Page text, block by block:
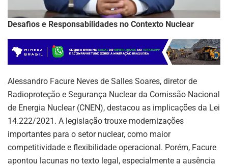
Desafios e Responsabilidades no Contexto Nuclear
Alessandro Facure Neves de Salles Soares, diretor de
Radioproteção e Segurança Nuclear da Comissão Nacional
de Energia Nuclear (CNEN), destacou as implicações da Lei
14.222/2021. A legislação trouxe modernizações
importantes para o setor nuclear, como maior
competitividade e flexibilidade operacional. Porém, Facure
apontou lacunas no texto legal, especialmente a ausência